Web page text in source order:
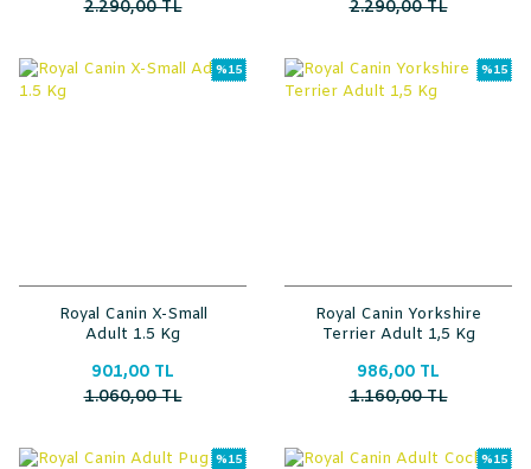
2.290,00 TL
2.290,00 TL
%15
Royal Canin X-Small
Adult 1.5 Kg
901,00 TL
1.060,00 TL
%15
Royal Canin Yorkshire
Terrier Adult 1,5 Kg
986,00 TL
1.160,00 TL
%15 %15